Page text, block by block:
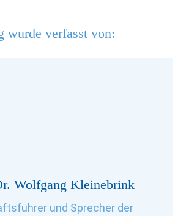
wurde verfasst von:
Wolfgang Kleinebrink
und Sprecher der